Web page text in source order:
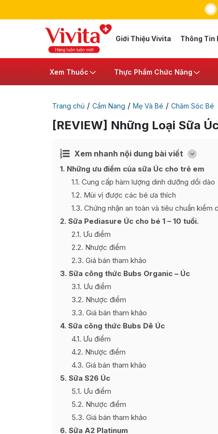
Giới Thiệu Vivita Thông Tin
Xem Thuốc Thực Phẩm Chức Năng
Trang chủ / Cẩm Nang / Mẹ Và Bé / Chăm Sóc Bé
[REVIEW] Những Loại Sữa
Xem nhanh nội dung bài viết [
Ẩn
1 Những ưu điểm của sữa Úc cho trẻ em
1.1 Cung cấp hàm lượng dinh dưỡng dồi dào
1.2 Mùi vị được các bé ưa thích
1.3 Chứng nhận an toàn và tiêu chuẩn kiểm
2 Sữa Pediasure Úc cho bé 1 – 10 tuổi.
2.1 Ưu điểm
2.2 Nhược điểm
2.3 Giá bán tham khảo
3 Sữa công thức Bubs Organic – Úc
3.1 Ưu điểm
3.2 Nhược điểm
3.3 Giá bán tham khảo
4 Sữa công thức Bubs Dê Úc
4.1 Ưu điểm
4.2 Nhược điểm
4.3 Giá bán tham khảo
5 Sữa S26 Úc
5.1 Ưu điểm
5.2 Nhược điểm
5.3 Giá bán tham khảo
6 Sữa A2 Platinum